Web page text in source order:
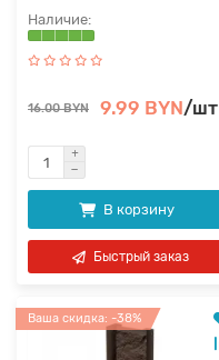
16.00 BYN 9.99 BYN/шт
В корзину
Быстрый заказ
Ваша скидка: -38%